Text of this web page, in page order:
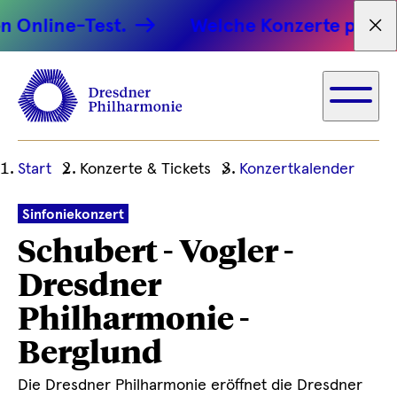
Test. Welche Konzerte passen zu
Ihre
Position
Start Konzerte & Tickets Konzertkalender
Sinfoniekonzert
Schubert - Vogler -
Dresdner
Philharmonie -
Berglund
Die Dresdner Philharmonie eröffnet die Dresdner